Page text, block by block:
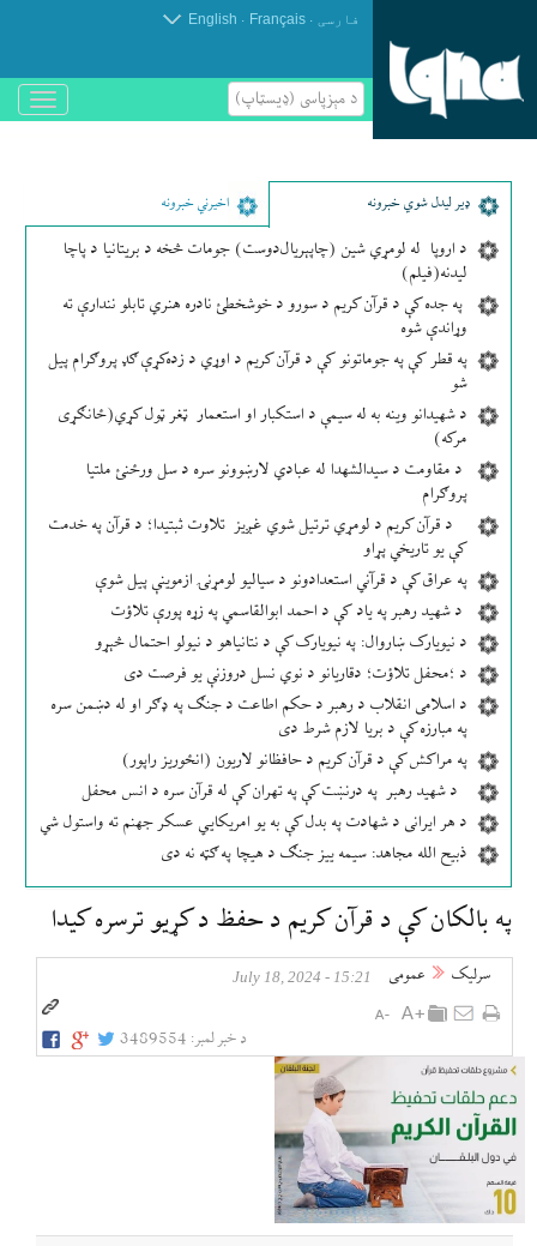
فارسی .
Français
.
English
د مېزپاسى (ډیسټاپ)
باز
و
ډير لیدل شوي خبرونه اخیرني خبرونه
د اروپا له لومړي شین (چاپېریال‌دوست) جومات څخه د بریتانیا د پاچا
لیدنه(فیلم)
په جده کې د قرآن کریم د سورو د خوشخطئ نادره هنري تابلو نندارې ته
وړاندې شوه
په قطر کې په جوماتونو کې د قرآن کریم د اوړي د زده‌کړې ګډ پروګرام پیل
شو
د شهیدانو وینه به له سیمې د استکبار او استعمار ټغر ټول کړي(ځانګړی
مرکه)
د مقاومت د سیدالشهدا له عبادي لارښوونو سره د سل ورځنئ ملتیا
پروګرام
د قرآن کریم د لومړي ترتیل شوي غږیز تلاوت ثبتیدا؛ د قرآن په خدمت
کې یو تاریخي پړاو
په عراق کې د قرآني استعدادونو د سیالیو لومړنۍ ازموینې پیل شوې
د شهید رهبر په یاد کې د احمد ابوالقاسمي په زړه پورې تلاؤت
د نیویارک ښاروال: په نیویارک کې د نتانیاهو د نیولو احتمال څېړو
د ؛محفل تلاؤت؛ دقاریانو د نوي نسل دروزنې یو فرصت دی
د اسلامی انقلاب د رهبر د حکم اطاعت د جنګ په ډګر او له دښمن سره
په مبارزه کې د بریا لازم شرط دی
په مراکش کې د قرآن کریم د حافظانو لاریون (انځوریز راپور)
د شهید رهبر په درنښت کې په تهران کې له قرآن سره د انس محفل
د هر ایرانی د شهادت په بدل کې به یو امریکایي عسکر جهنم ته واستول شي
ذبیح الله مجاهد: سیمه ییز جنګ د هیچا په ګټه نه دی
په بالکان کې د قرآن کریم د حفظ د کړیو ترسره کیدا
سرلیک عمومی 15:21 - July 18, 2024
د خبر لمبر: 3489554